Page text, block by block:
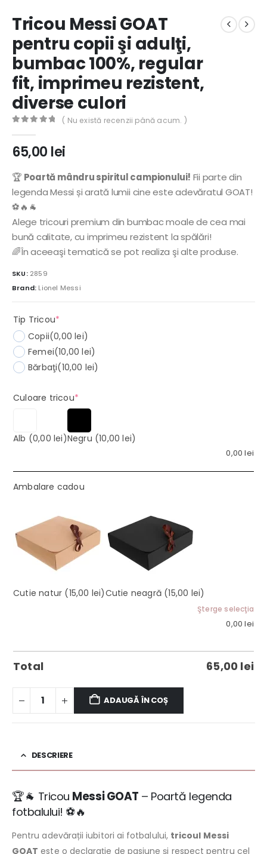
Tricou Messi GOAT
pentru copii şi adulţi,
bumbac 100%, regular
fit, imprimeu rezistent,
diverse culori
( Nu există recenzii până acum. )
65,00 lei
🏆 Poartă mândru spiritul campionului! Fii parte din
legenda Messi și arată lumii cine este adevăratul GOAT!
⚽🔥🐐
Alege tricouri premium din bumbac moale de cea mai
bună calitate, cu imprimeu rezistent la spălări!
🌈În aceeaşi tematică se pot realiza şi alte produse.
SKU: 2859
Brand: Lionel Messi
Tip Tricou*
Copii(0,00 lei)
Femei(10,00 lei)
Bărbaţi(10,00 lei)
Culoare tricou*(required)
Alb (0,00 lei)Negru (10,00 lei)
0,00lei
Ambalare cadou
Cutie natur (15,00 lei)Cutie neagră (15,00 lei)
Şterge selecţia
0,00lei
Total 65,00 lei
ADAUGĂ ÎN COȘ
DESCRIERE
🏆🐐 Tricou Messi GOAT – Poartă legenda
fotbalului! ⚽🔥
Pentru adevărații iubitori ai fotbalului, tricoul Messi
GOAT este o declarație de pasiune și respect pentru cel